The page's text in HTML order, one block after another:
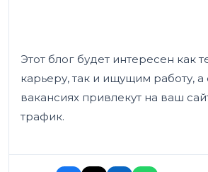
Этот блог будет интересен как
карьеру, так и ищущим работу, а
вакансиях привлекут на ваш
трафик.